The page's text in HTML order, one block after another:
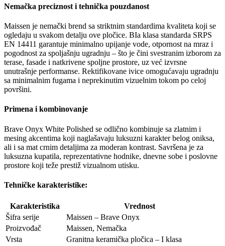
Nemačka preciznost i tehnička pouzdanost
Maissen je nemački brend sa striktnim standardima kvaliteta koji se
ogledaju u svakom detalju ove pločice. BIa klasa standarda SRPS
EN 14411 garantuje minimalno upijanje vode, otpornost na mraz i
pogodnost za spoljašnju ugradnju – što je čini svestranim izborom za
terase, fasade i natkrivene spoljne prostore, uz već izvrsne
unutrašnje performanse. Rektifikovane ivice omogućavaju ugradnju
sa minimalnim fugama i neprekinutim vizuelnim tokom po celoj
površini.
Primena i kombinovanje
Brave Onyx White Polished se odlično kombinuje sa zlatnim i
mesing akcentima koji naglašavaju luksuzni karakter belog oniksa,
ali i sa mat crnim detaljima za moderan kontrast. Savršena je za
luksuzna kupatila, reprezentativne hodnike, dnevne sobe i poslovne
prostore koji teže prestiž vizualnom utisku.
Tehničke karakteristike:
Karakteristika
Vrednost
Šifra serije
Maissen – Brave Onyx
Proizvođač
Maissen, Nemačka
Vrsta
Granitna keramička pločica – I klasa